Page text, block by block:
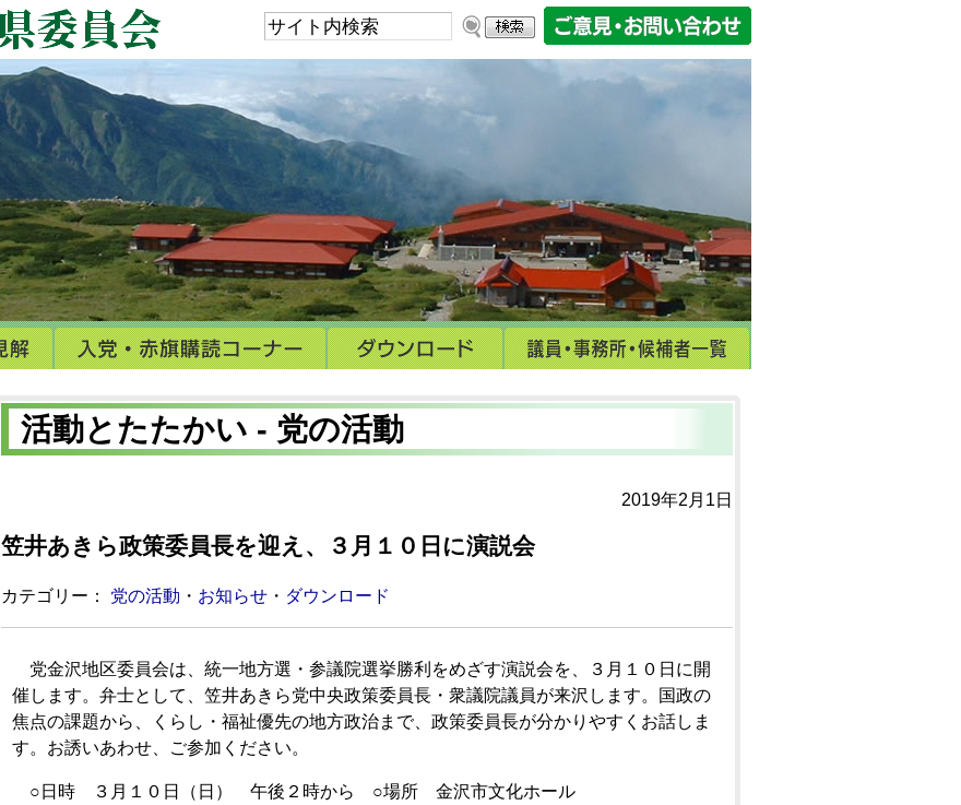
活動とたたかい - 党の活動
2019年2月1日
笠井あきら政策委員長を迎え、３月１０日に演説会
カテゴリー： 党の活動 ・ お知らせ ・ ダウンロード
党金沢地区委員会は、統一地方選・参議院選挙勝利をめざす演説会を、３月１０日に開
催します。弁士として、笠井あきら党中央政策委員長・衆議院議員が来沢します。国政の
焦点の課題から、くらし・福祉優先の地方政治まで、政策委員長が分かりやすくお話しま
す。お誘いあわせ、ご参加ください。
○日時 ３月１０日（日） 午後２時から ○場所 金沢市文化ホール